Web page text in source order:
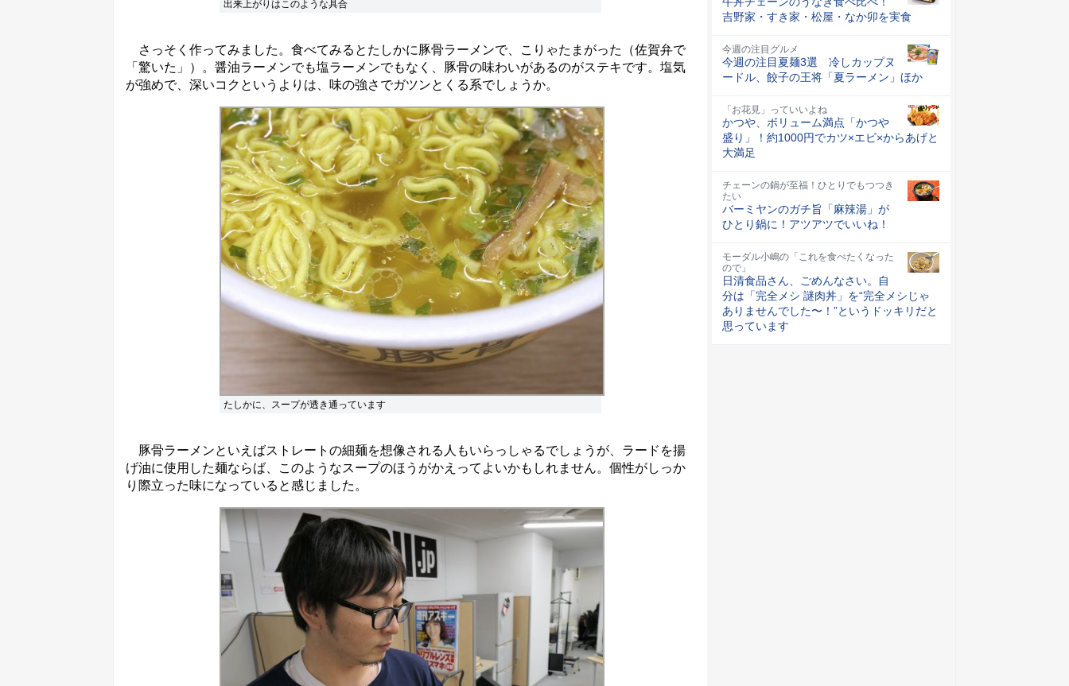
出来上がりはこのような具合
さっそく作ってみました。食べてみるとたしかに豚骨ラーメンで、こりゃたまがった（佐賀弁で
「驚いた」）。醤油ラーメンでも塩ラーメンでもなく、豚骨の味わいがあるのがステキです。塩気
が強めで、深いコクというよりは、味の強さでガツンとくる系でしょうか。
たしかに、スープが透き通っています
豚骨ラーメンといえばストレートの細麺を想像される人もいらっしゃるでしょうが、ラードを揚
げ油に使用した麺ならば、このようなスープのほうがかえってよいかもしれません。個性がしっか
り際立った味になっていると感じました。
吉野家・すき家・松屋・なか卯を実食
今週の注目グルメ
今週の注目夏麺3選 冷しカップヌ
ードル、餃子の王将「夏ラーメン」ほか
「お花見」っていいよね
かつや、ボリューム満点「かつや
盛り」！約1000円でカツ×エビ×からあげと
大満足
チェーンの鍋が至福！ひとりでもつつき
たい
バーミヤンのガチ旨「麻辣湯」が
ひとり鍋に！アツアツでいいね！
モーダル小嶋の「これを食べたくなった
ので」
日清食品さん、ごめんなさい。自
分は「完全メシ 謎肉丼」を“完全メシじゃ
ありませんでした〜！”というドッキリだと
思っています